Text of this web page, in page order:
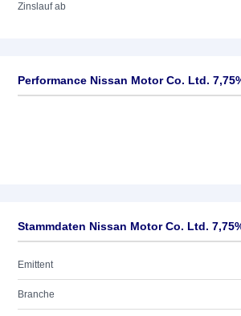
Zinslauf ab
Performance Nissan Motor Co. Ltd.
Stammdaten Nissan Motor Co. Ltd.
Emittent
Branche